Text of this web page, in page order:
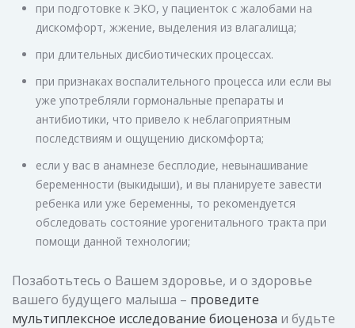
при подготовке к ЭКО, у пациенток с жалобами на
дискомфорт, жжение, выделения из влагалища;
при длительных дисбиотических процессах.
при признаках воспалительного процесса или если вы
уже употребляли гормональные препараты и
антибиотики, что привело к неблагоприятным
последствиям и ощущению дискомфорта;
если у вас в анамнезе бесплодие, невынашивание
беременности (выкидыши), и вы планируете завести
ребенка или уже беременны, то рекомендуется
обследовать состояние урогенитального тракта при
помощи данной технологии;
Позаботьтесь о Вашем здоровье, и о здоровье
вашего будущего малыша – проведите
мультиплексное исследование биоценоза и будьте